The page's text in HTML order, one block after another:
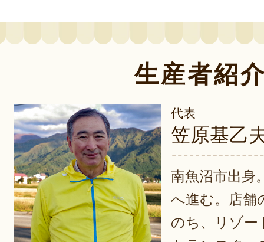
生産者紹
代表
笠原基乙
南魚沼市出身
へ進む。店舗
のち、リゾー